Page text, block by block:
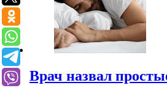
Врач назвал